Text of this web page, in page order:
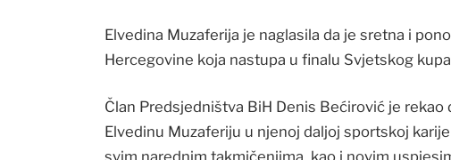
Elvedina Muzaferija je naglasila da je sretna i
Hercegovine koja nastupa u finalu Svjetskog
Član Predsjedništva BiH Denis Bećirović je
Elvedinu Muzaferiju u njenoj daljoj sportskoj